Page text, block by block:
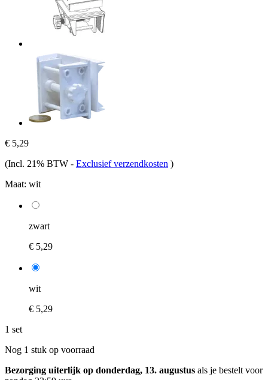
€ 5,29
(Incl. 21% BTW - Exclusief verzendkosten )
Maat: wit
zwart
€ 5,29
wit
€ 5,29
1 set
Nog 1 stuk op voorraad
Bezorging uiterlijk op donderdag, 13. augustus als je bestelt voor